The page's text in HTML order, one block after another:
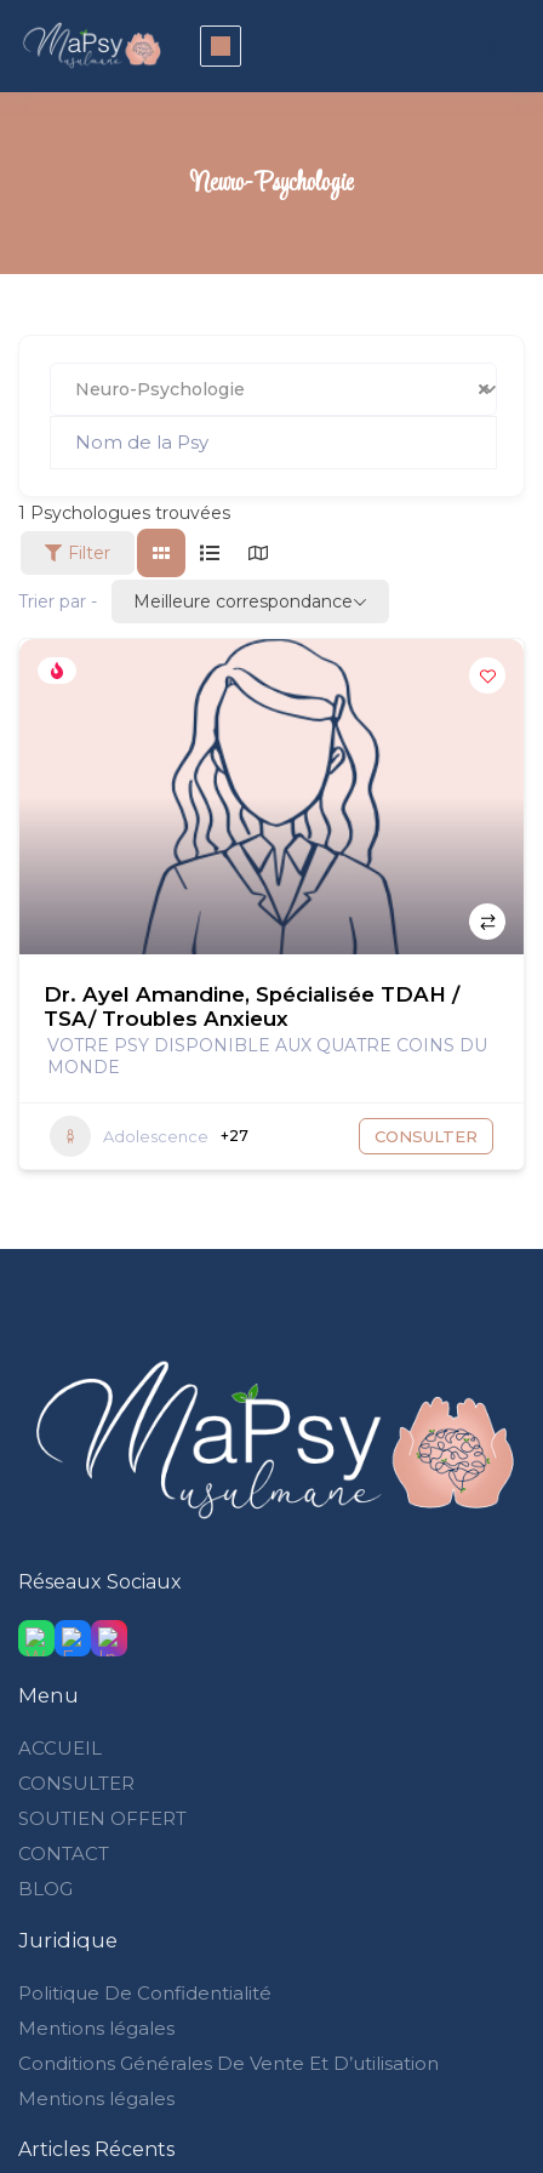
Neuro-Psychologie
Neuro-Psychologie
1 Psychologues trouvées
Filter
Trier par - Meilleure correspondance
Dr. Ayel Amandine, Spécialisée TDAH /
TSA/ Troubles Anxieux
VOTRE PSY DISPONIBLE AUX QUATRE COINS DU
MONDE
Adolescence +27 CONSULTER
Réseaux Sociaux
Menu
ACCUEIL
CONSULTER
SOUTIEN OFFERT
CONTACT
BLOG
Juridique
Politique De Confidentialité
Mentions légales
Conditions Générales De Vente Et D’utilisation
Mentions légales
Articles Récents